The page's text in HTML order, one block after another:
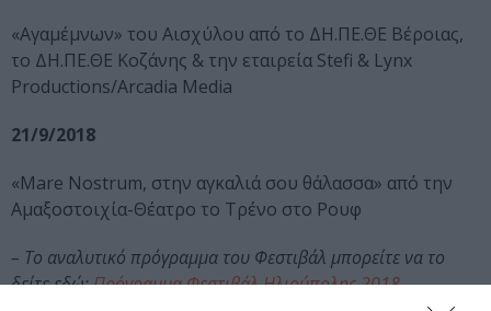
«Αγαμέμνων» του Αισχύλου από το ΔΗ.ΠΕ.ΘΕ Βέροιας,
το ΔΗ.ΠΕ.ΘΕ Κοζάνης & την εταιρεία Stefi & Lynx
Productions/Arcadia Media
21/9/2018
«Mare Nostrum, στην αγκαλιά σου θάλασσα» από την
Αμαξοστοιχία-Θέατρο το Τρένο στο Ρουφ
– Το αναλυτικό πρόγραμμα του Φεστιβάλ μπορείτε να το
δείτε εδώ:Πρόγραμμα Φεστιβάλ Ηλιούπολης 2018